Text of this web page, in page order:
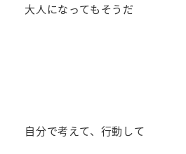
大人になってもそうだ
自分で考えて、行動して